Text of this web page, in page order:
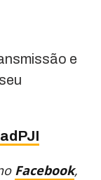
e
Facebook,